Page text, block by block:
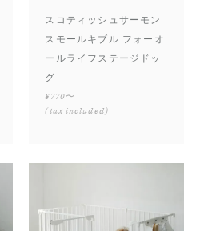
スコティッシュサーモン
スモールキブル フォーオ
ールライフステージドッ
グ
¥770〜
(tax included)